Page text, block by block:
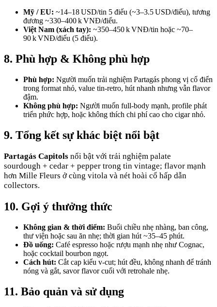
Mỹ / EU: ~14–18 USD/tin 5 điếu (~3–3.5 USD/điếu), tương
đương ~330–400 k VNĐ/điếu.
Việt Nam (xách tay): ~350–450 k VNĐ/tin hoặc ~70–
90 k VNĐ/điếu (5 điếu).
8. Phù hợp & Không phù hợp
Phù hợp: Người muốn trải nghiệm Partagás phong vị cổ điển
trong format nhỏ, value tin-retro, hút nhanh nhưng vẫn flavor
đậm.
Không phù hợp: Người muốn full‑body mạnh, profile phát
triển phức hợp, hoặc không thích chi phí cao cho cigar nhỏ.
9. Tổng kết sự khác biệt nổi bật
Partagás Capitols nổi bật với trải nghiệm palate
sourdough + cedar + pepper trong tin vintage; flavor mạnh
hơn Mille Fleurs ở cùng vitola và nét hoài cổ hấp dẫn
collectors.
10. Gợi ý thưởng thức
Không gian & thời điểm: Buổi chiều nhẹ nhàng, ban công,
thư viện hoặc sau ăn nhẹ; thời gian hút ~35–45 phút.
Đồ uống: Café espresso hoặc rượu mạnh nhẹ như Cognac,
hoặc cocktail bourbon ngọt.
Cách hút: Cắt cap kiểu v-cut; hút đều, không nhanh để tránh
nóng và gắt, savor flavor cuối với retrohale nhẹ.
11. Bảo quản và sử dụng